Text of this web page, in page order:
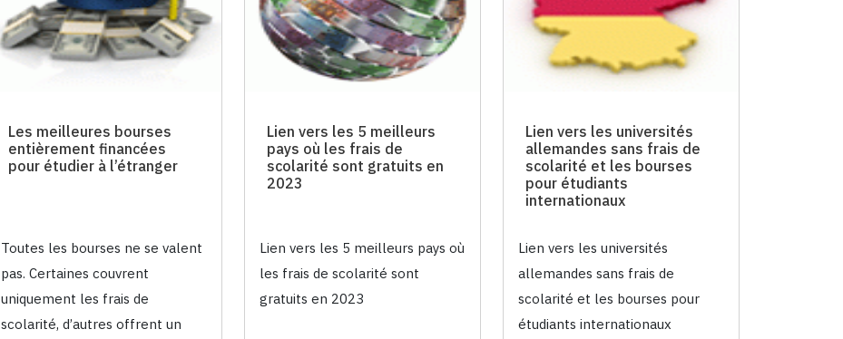
Les meilleures bourses
entièrement financées
pour étudier à l’étranger
Toutes les bourses ne se valent
pas. Certaines couvrent
uniquement les frais de
scolarité, d’autres offrent un
Lien vers les 5 meilleurs
pays où les frais de
scolarité sont gratuits en
2023
Lien vers les 5 meilleurs pays où
les frais de scolarité sont
gratuits en 2023
Lien vers les universités
allemandes sans frais de
scolarité et les bourses
pour étudiants
internationaux
Lien vers les universités
allemandes sans frais de
scolarité et les bourses pour
étudiants internationaux